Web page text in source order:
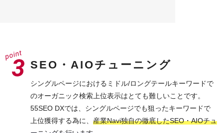
SEO・AIOチューニング
シングルページにおけるミドル/ロングテールキーワードで
のオーガニック検索上位表示はとても難しいことです。
55SEO DXでは、シングルページでも狙ったキーワードで
上位獲得する為に、産業Navi独自の徹底したSEO・AIOチュ